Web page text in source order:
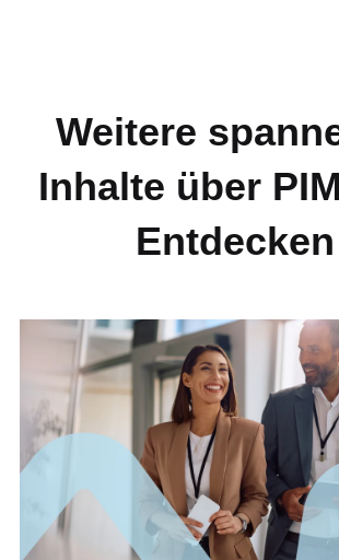
Weitere
Inhalte über
Entdecken